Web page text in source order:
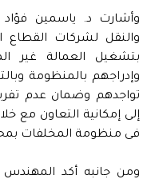
وأشارت د. ياسمين فؤاد
والنقل لشركات
بتشغيل العمالة غير
وإدراجهم بالمنظومة
تواجدهم وضمان عدم
إلى إمكانية التعاون مع
فى منظومة المخلفات
ومن جانبه أكد